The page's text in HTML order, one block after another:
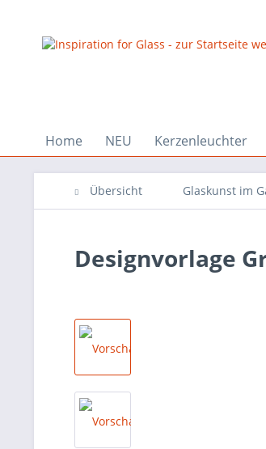
Home NEU Kerzenleuchter
Übersicht Glaskunst im
Designvorlage